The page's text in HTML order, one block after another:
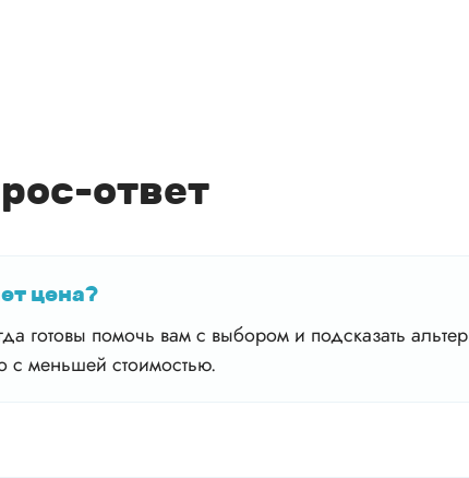
ответ
цена?
готовы помочь вам с выбором и подсказать
с меньшей стоимостью.